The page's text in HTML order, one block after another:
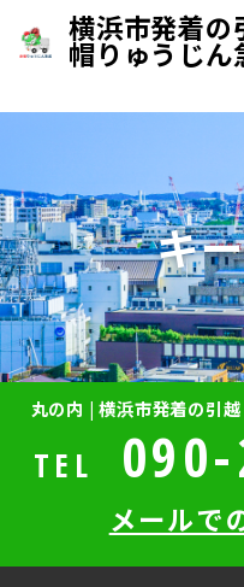
横浜市発着の
帽りゅうじん
キ
丸の内 | 横浜市発着の引
TEL
メールで